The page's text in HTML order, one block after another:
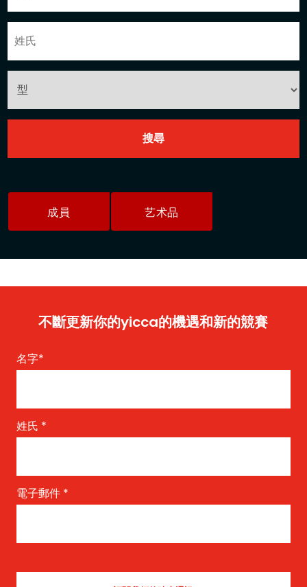
成員 艺术品
不斷更新你的yicca的機遇和新的競賽
名字*
姓氏 *
電子郵件 *